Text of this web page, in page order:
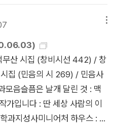
는 (이런 거친 평가 죄송) 산
는 그인지 그녀인지도 몰랐
분홍빛에 투명한 듯 빛나는 듯
부에 단단함이 있는 스타일이
섬세하면서도 개성있는 관점
다. 그 속에 여러 마리의 닭들
만 단연 눈에 띄는 것은 학이
참 어설퍼 보이는 비유지만 내
무산 시집 (창비시선 442) / 창
집 (민음의 시 269) / 민음사
모음슬픔은 날개 달린 것 : 맥
가입니다 : 딴 세상 사람의 이
과지성사미니어처 하우스 : 김